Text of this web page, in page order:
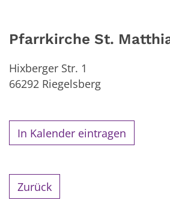
Pfarrkirche St.
Hixberger Str. 1
66292 Riegelsberg
In Kalender eintragen
Zurück